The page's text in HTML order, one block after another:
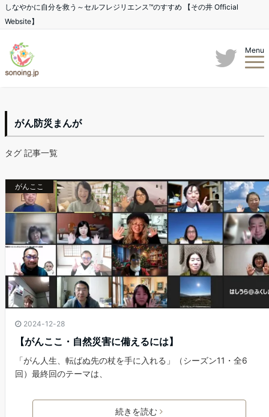
しなやかに自分を救う～セルフレジリエンス™のすすめ 【その井 Official
Website】
Menu
がん防災まんが
タグ 記事一覧
がんここ
2024-12-28
【がんここ・自然災害に備えるには】
「がん人生、転ばぬ先の杖を手に入れる」（シーズン11・全6
回）最終回のテーマは、
続きを読む